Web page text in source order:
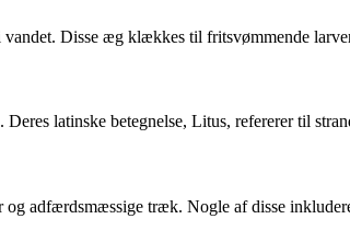
Disse æg klækkes til fritsvømmende
latinske betegnelse, Litus, refererer til
og adfærdsmæssige træk. Nogle af disse